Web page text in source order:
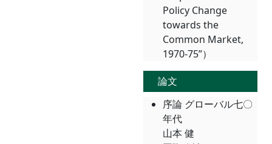
Policy Change
towards the
Common Market,
1970-75”）
論文
序論 グローバル七〇
年代
山本 健